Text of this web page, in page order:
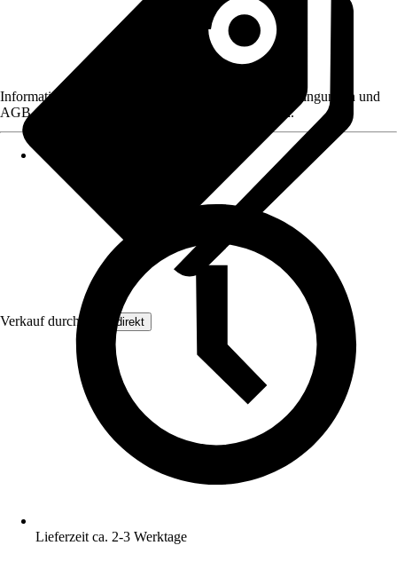
Verkauf durch: Floordirekt
Informationen des Verkäufers, wie z. B. Rückgabebedingungen und
AGB, finden Sie bei Klick auf den Verkäufernamen.
Lieferzeit ca. 2-3 Werktage